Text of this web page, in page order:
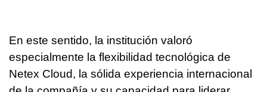
En este sentido, la institución valoró
especialmente la flexibilidad tecnológica de
Netex Cloud, la sólida experiencia internacional